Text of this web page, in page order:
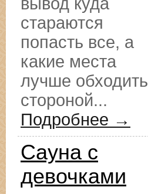
стараются
попасть все, а
какие места
лучше обходить
стороной...
Подробнее →
Сауна с
девочками